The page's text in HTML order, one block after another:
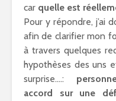
car quelle est
Pour y répondre, j’ai
afin de clarifier mon
à travers quelques
hypothèses des uns
surprise….:
accord sur une